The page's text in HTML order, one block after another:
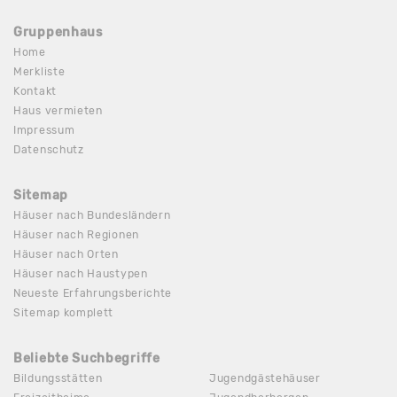
Gruppenhaus
Home
Merkliste
Kontakt
Haus vermieten
Impressum
Datenschutz
Sitemap
Häuser nach Bundesländern
Häuser nach Regionen
Häuser nach Orten
Häuser nach Haustypen
Neueste Erfahrungsberichte
Sitemap komplett
Beliebte Suchbegriffe
Bildungsstätten
Jugendgästehäuser